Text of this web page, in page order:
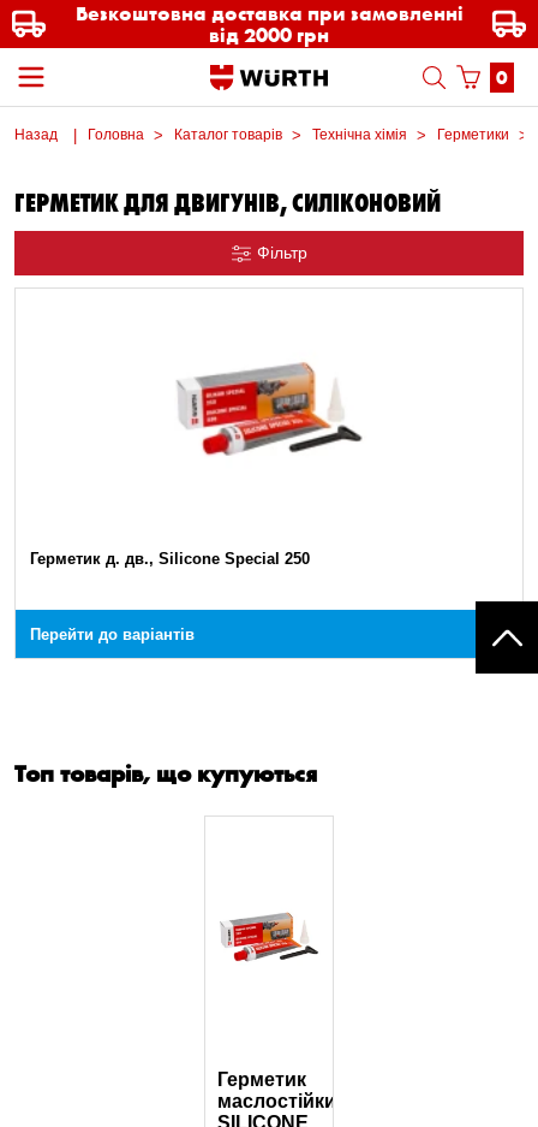
Безкоштовна доставка при замовленні
від 2000 грн
0
Назад Головна Каталог товарів Технічна хімія Герметики
ГЕРМЕТИК ДЛЯ ДВИГУНІВ, СИЛІКОНОВИЙ
Фільтр
Герметик д. дв., Silicone Special 250
Перейти до варіантів
Топ товарів, що купуються
Герметик
маслостійкий
SILICONE